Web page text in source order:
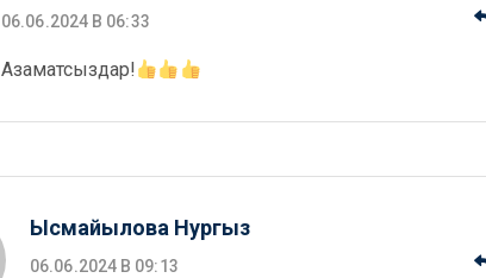
06.06.2024 В 06:33
Азаматсыздар!
Ысмайылова Нургыз
06.06.2024 В 09:13